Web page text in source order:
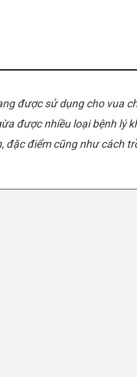
được sử dụng cho vua
được nhiều loại bệnh lý
điểm cũng như cách